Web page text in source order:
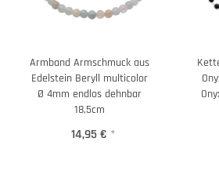
Armband Armschmuck aus
Edelstein Beryll multicolor
Ø 4mm endlos dehnbar
18,5cm
14,95 € *